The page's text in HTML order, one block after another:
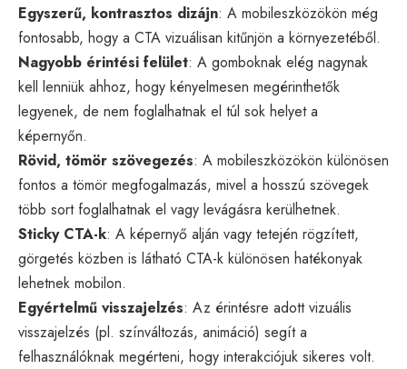
Egyszerű, kontrasztos dizájn: A mobileszközökön még
fontosabb, hogy a CTA vizuálisan kitűnjön a környezetéből.
Nagyobb érintési felület: A gomboknak elég nagynak
kell lenniük ahhoz, hogy kényelmesen megérinthetők
legyenek, de nem foglalhatnak el túl sok helyet a
képernyőn.
Rövid, tömör szövegezés: A mobileszközökön különösen
fontos a tömör megfogalmazás, mivel a hosszú szövegek
több sort foglalhatnak el vagy levágásra kerülhetnek.
Sticky CTA-k: A képernyő alján vagy tetején rögzített,
görgetés közben is látható CTA-k különösen hatékonyak
lehetnek mobilon.
Egyértelmű visszajelzés: Az érintésre adott vizuális
visszajelzés (pl. színváltozás, animáció) segít a
felhasználóknak megérteni, hogy interakciójuk sikeres volt.